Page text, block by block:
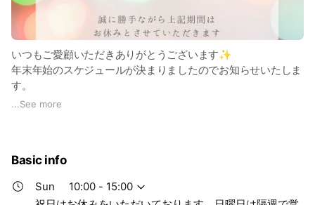
✖️使用不可
容器、ボトル、パフ、ケースは対象外
×プレゼントエステの併用不可
×リセライーツ、ここちあなど、一部製品は対象外
×まつげ・眉毛関係の商品は対象外
で美容を通して最高の技術を提供出来たら、と日々精進して参
いつもご愛顧いただきありがとうございます✨
年末年始のスケジュールが決まりましたのでお知らせいたしま
す。
ありがたいことに年末はすでに満席の日も出てまいりました。
ご予定と合わせてお早めのご予約をおすすめします♪
...See more
Basic info
Sun
10:00 - 15:00